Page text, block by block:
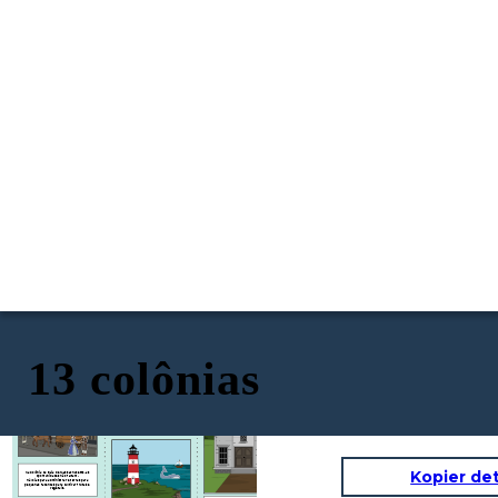
13 colônias
Na Colônia da Baía de Massachusetts, as
oportunidades não faltam!
Há lojas para administrar e terras para
pequenas fazendas para cultivar frutas e
vegetais!
Kopier